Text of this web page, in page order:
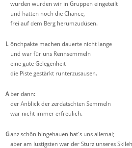
wurden wurden wir in Gruppen eingeteilt
und hatten noch die Chance,
frei auf dem Berg herumzudüsen.
L önchpakte machen dauerte nicht lange
und war für uns Rennsemmeln
eine gute Gelegenheit
die Piste gestärkt runterzusausen.
A ber dann:
der Anblick der zerdatschten Semmeln
war nicht immer erfreulich.
Ganz schön hingehauen hat's uns allemal;
aber am lustigsten war der Sturz unseres